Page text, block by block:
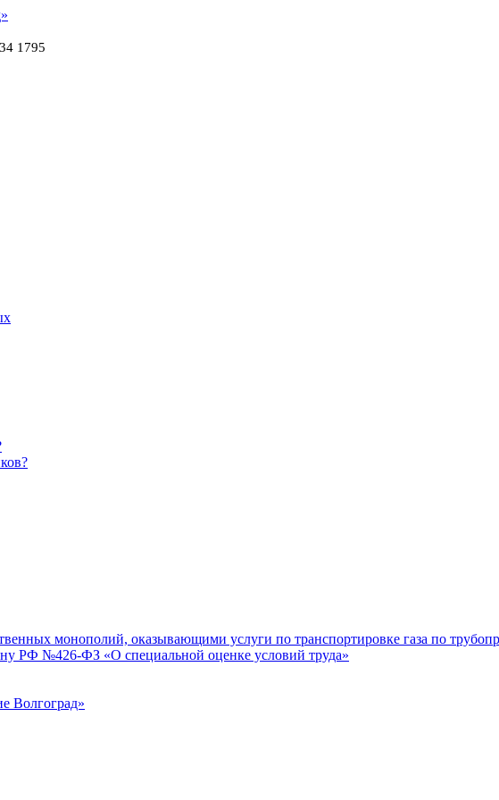
1795
монополий, оказывающими услуги по транспортировке газа по
РФ №426-ФЗ «О специальной оценке условий труда»
Волгоград»